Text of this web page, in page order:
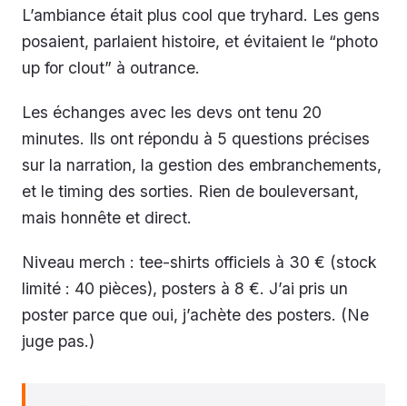
L’ambiance était plus cool que tryhard. Les gens
posaient, parlaient histoire, et évitaient le “photo
up for clout” à outrance.
Les échanges avec les devs ont tenu 20
minutes. Ils ont répondu à 5 questions précises
sur la narration, la gestion des embranchements,
et le timing des sorties. Rien de bouleversant,
mais honnête et direct.
Niveau merch : tee-shirts officiels à 30 € (stock
limité : 40 pièces), posters à 8 €. J’ai pris un
poster parce que oui, j’achète des posters. (Ne
juge pas.)